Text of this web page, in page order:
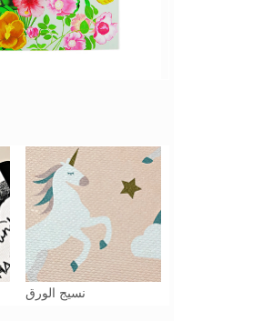
نسيج الورق